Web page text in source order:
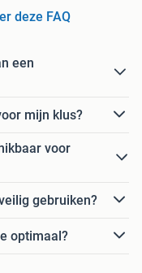
deze FAQ
een
mijn klus?
voor
gebruiken?
optimaal?